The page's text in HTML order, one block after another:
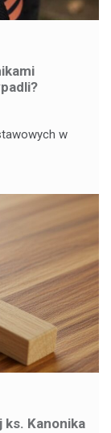
w
ks. Kanonika